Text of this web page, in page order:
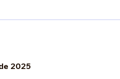
2025